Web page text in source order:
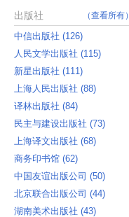
出版社 （查看所有）
中信出版社 ‎(126)
人民文学出版社 ‎(115)
新星出版社 ‎(111)
上海人民出版社 ‎(88)
译林出版社 ‎(84)
民主与建设出版社 ‎(73)
上海译文出版社 ‎(68)
商务印书馆 ‎(62)
中国友谊出版公司 ‎(50)
北京联合出版公司 ‎(44)
湖南美术出版社 ‎(43)